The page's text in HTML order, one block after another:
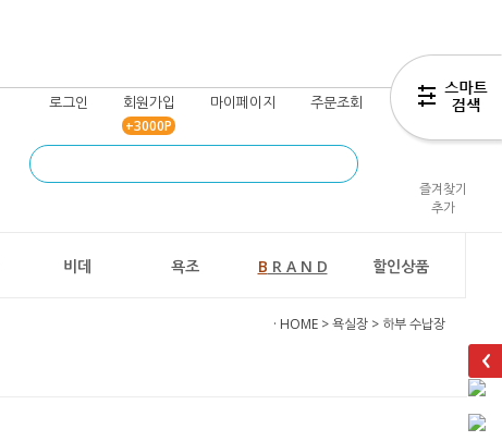
로그인 회원가입
+3000P
마이페이지 주문조회 장바구니
즐겨찾기
추가
비데 욕조 B R A N D 할인상품
· HOME >욕실장 > 하부 수납장